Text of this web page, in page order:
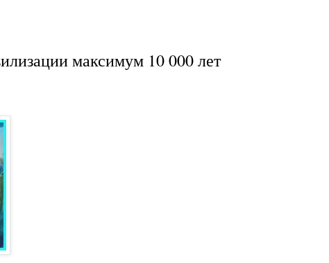
максимум 10 000 лет